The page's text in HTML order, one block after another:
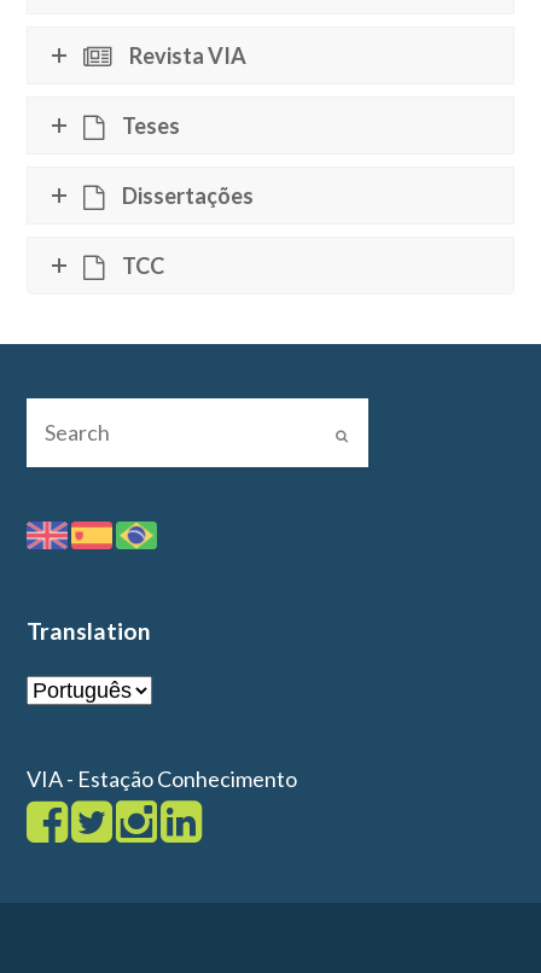
Revista VIA
Teses
Dissertações
TCC
Translation
VIA - Estação Conhecimento